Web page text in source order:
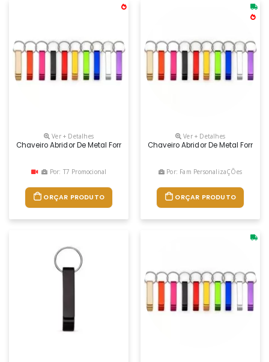
Ver + Detalhes
Chaveiro Abridor De Metal Formato Pé De Galinha
Por: T7 Promocional
ORÇAR PRODUTO
Ver + Detalhes
Chaveiro Abridor De Metal
Por: Fam PersonalizaÇÕes
ORÇAR PRODUTO